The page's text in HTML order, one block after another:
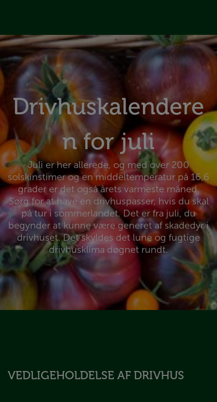
Drivhuskalendere
n for juli
Juli er her allerede, og med over 200
solskinstimer og en middeltemperatur på 16,6
grader er det også årets varmeste måned.
Sørg for at have en drivhuspasser, hvis du skal
på tur i sommerlandet. Det er fra juli, du
begynder at kunne være generet af skadedyr i
drivhuset. Det skyldes det lune og fugtige
drivhusklima døgnet rundt.​​​​​​​
VEDLIGEHOLDELSE AF DRIVHUS